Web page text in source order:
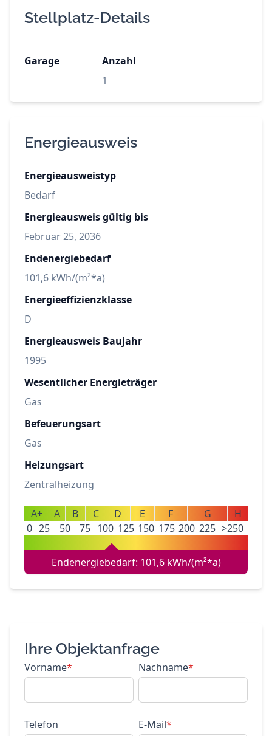
Stellplatz-Details
Garage
Anzahl
1
Energieausweis
Energieausweistyp
Bedarf
Energieausweis gültig bis
Februar 25, 2036
Endenergiebedarf
101,6 kWh/(m²*a)
Energieeffizienzklasse
D
Energieausweis Baujahr
1995
Wesentlicher Energieträger
Gas
Befeuerungsart
Gas
Heizungsart
Zentralheizung
A+ A B C D E F G
H
0 25 50 75 100 125 150 175 200 225 >250
Endenergiebedarf: 101,6 kWh/(m²*a)
Ihre Objektanfrage
Vorname* Nachname*
Telefon E-Mail*